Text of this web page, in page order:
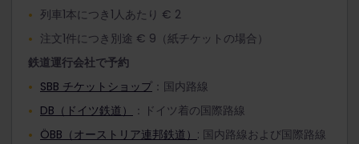
列車1本につき1人あたり € 2
注文1件につき別途 € 9（紙チケットの場合）
鉄道運行会社で予約
SBB チケットショップ ：国内路線
DB（ドイツ鉄道）
：ドイツ着の国際路線
ÖBB（オーストリア連邦鉄道） : 国内路線および国際路線